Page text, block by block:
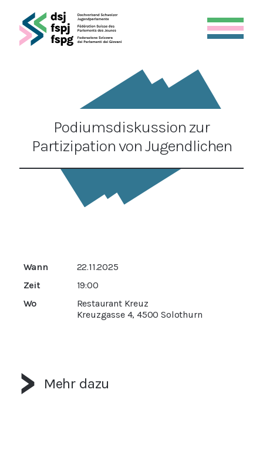
Podiumsdiskussion zur
Partizipation von Jugendlichen
Wann
22.11.2025
Zeit
19:00
Wo
Restaurant Kreuz
Kreuzgasse 4, 4500 Solothurn
Mehr dazu